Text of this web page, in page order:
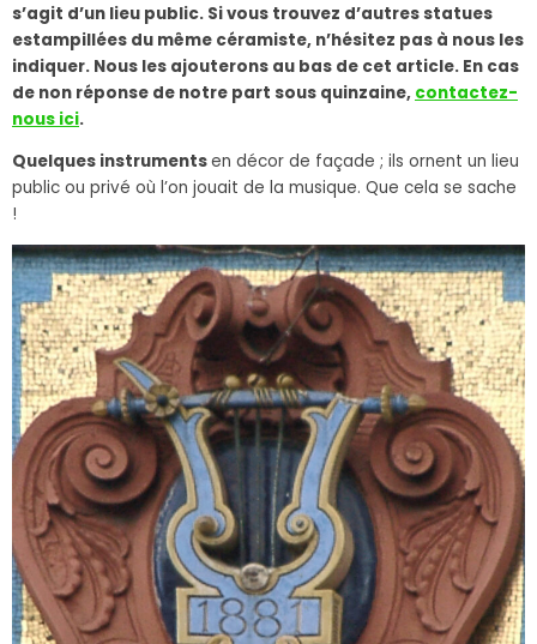
s’agit d’un lieu public. Si vous trouvez d’autres statues
estampillées du même céramiste, n’hésitez pas à nous les
indiquer. Nous les ajouterons au bas de cet article. En cas
de non réponse de notre part sous quinzaine, contactez-
nous ici.
Quelques instrumentsen décor de façade ; ils ornent un lieu
public ou privé où l’on jouait de la musique. Que cela se sache
!